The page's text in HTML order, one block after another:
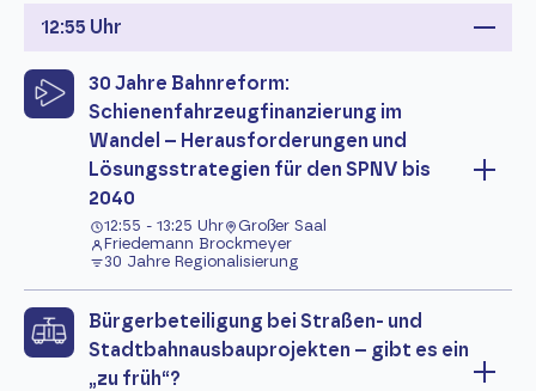
12:55 Uhr
30 Jahre Bahnreform:
Schienenfahrzeugfinanzierung im
Wandel – Herausforderungen und
Lösungsstrategien für den SPNV bis
2040
12:55 - 13:25 Uhr
Großer Saal
Friedemann Brockmeyer
30 Jahre Regionalisierung
Bürgerbeteiligung bei Straßen- und
Stadtbahnausbauprojekten – gibt es ein
„zu früh“?